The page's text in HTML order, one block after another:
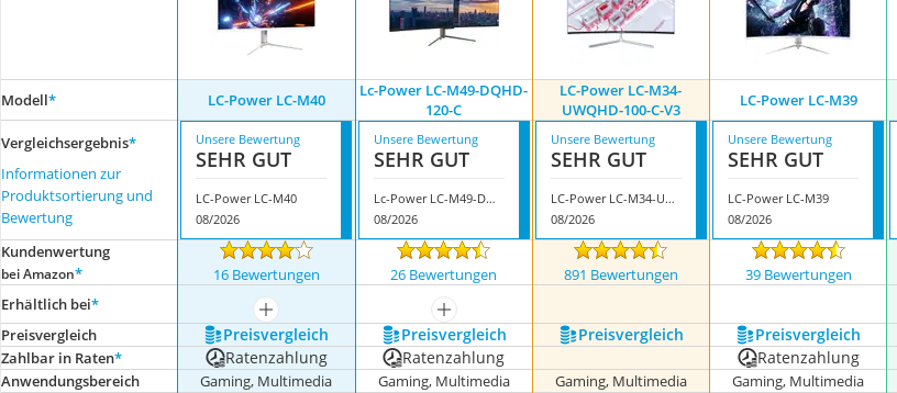
Modell* ‎LC-Power LC-M40
Lc-Power LC-M49-DQHD-
120-C
LC-Power LC-M34-
UWQHD-100-C-V3
LC-Power LC-M39
Vergleichsergebnis*
Informationen zur
Produktsortierung und
Bewertung
Unsere Bewertung
SEHR GUT
‎LC-Power LC-M40
08/2026
Unsere Bewertung
SEHR GUT
Lc-Power LC-M49-DQHD-120-C
08/2026
Unsere Bewertung
SEHR GUT
LC-Power LC-M34-UWQHD-100-C-V3
08/2026
Unsere Bewertung
SEHR GUT
LC-Power LC-M39
08/2026
Kundenwertung
bei Amazon* 16 Bewertungen 26 Bewertungen 891 Bewertungen 39 Bewertungen
Erhältlich bei*
mehr anzeigen mehr anzeigen
Preis­vergleich
Preis­vergleich Preis­vergleich Preis­vergleich Preis­vergleich
Zahlbar in Raten* Ratenzahlung Ratenzahlung Ratenzahlung
Anwendungsbereich Gaming, Multimedia Gaming, Multimedia Gaming, Multimedia Gaming, Multimedia